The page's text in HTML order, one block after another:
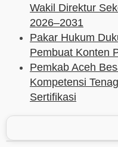
Wakil Direktur
2026–2031
Pakar Hukum
Pembuat Konten
Pemkab Aceh
Kompetensi
Sertifikasi